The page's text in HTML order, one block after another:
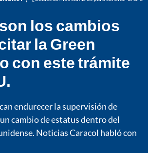
los cambios
la Green
con este trámite
endurecer la supervisión de
cambio de estatus dentro del
Noticias Caracol habló con